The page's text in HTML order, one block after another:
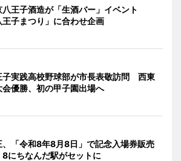
八王子酒造が「生酒バー」イベント
王子まつり」に合わせ企画
子実践高校野球部が市長表敬訪問 西東
会優勝、初の甲子園出場へ
、「令和8年8月8日」で記念入場券販売
にちなんだ駅がセットに